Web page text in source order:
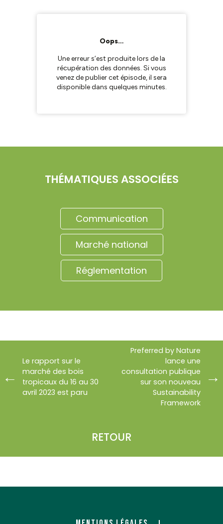
THÉMATIQUES ASSOCIÉES
Communication
Marché national
Réglementation
Le rapport sur le
marché des bois
tropicaux du 16 au 30
avril 2023 est paru
RETOUR
Preferred by Nature
lance une
consultation publique
sur son nouveau
Sustainability
Framework